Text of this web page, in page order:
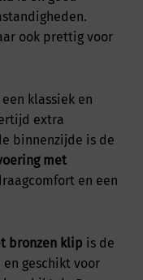
ook prettig voor
klassiek en
extra
binnenzijde is de
met
en een
bronzen klip is de
geschikt voor